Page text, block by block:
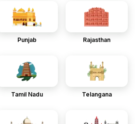
Punjab Rajasthan
Tamil Nadu Telangana